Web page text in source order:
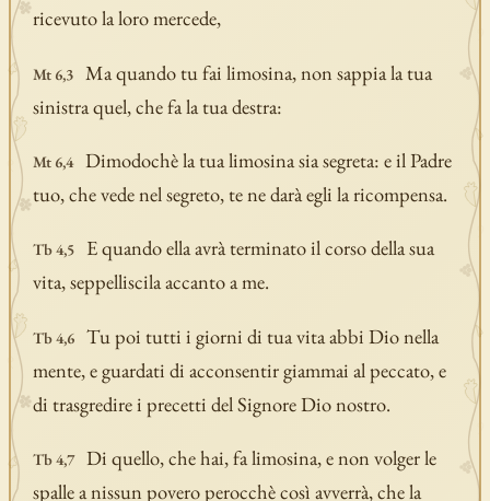
ricevuto la loro mercede,
Mt 6,3
Ma quando tu fai limosina, non sappia la tua
sinistra quel, che fa la tua destra:
Mt 6,4
Dimodochè la tua limosina sia segreta: e il Padre
tuo, che vede nel segreto, te ne darà egli la ricompensa.
Tb 4,5
E quando ella avrà terminato il corso della sua
vita, seppelliscila accanto a me.
Tb 4,6
Tu poi tutti i giorni di tua vita abbi Dio nella
mente, e guardati di acconsentir giammai al peccato, e
di trasgredire i precetti del Signore Dio nostro.
Tb 4,7
Di quello, che hai, fa limosina, e non volger le
spalle a nissun povero perocchè così avverrà, che la